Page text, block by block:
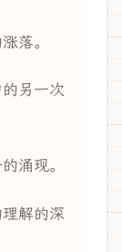
落。
另一次
涌现。
解的深